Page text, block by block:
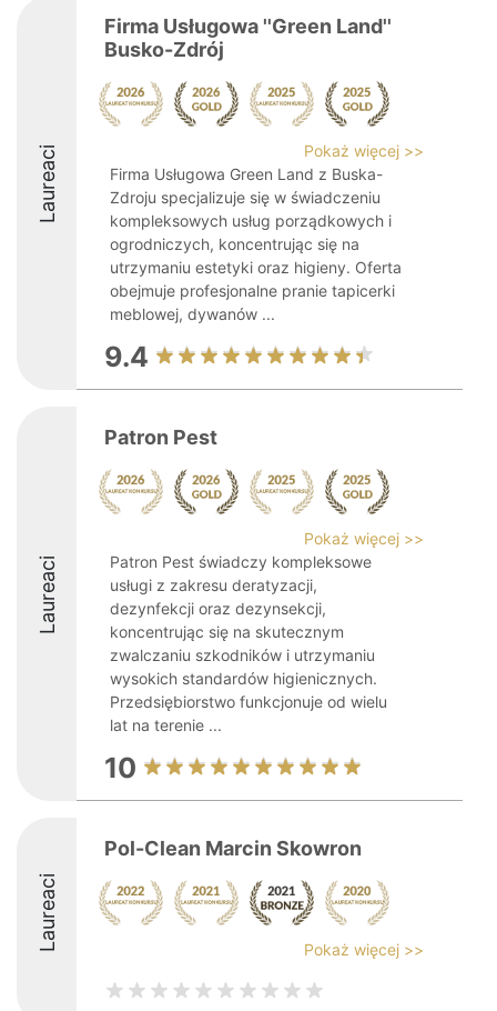
Laureaci
Firma Usługowa ''Green Land''
Busko-Zdrój
Pokaż więcej >>
Firma Usługowa Green Land z Buska-
Zdroju specjalizuje się w świadczeniu
kompleksowych usług porządkowych i
ogrodniczych, koncentrując się na
utrzymaniu estetyki oraz higieny. Oferta
obejmuje profesjonalne pranie tapicerki
meblowej, dywanów ...
9.4
Laureaci
Patron Pest
Pokaż więcej >>
Patron Pest świadczy kompleksowe
usługi z zakresu deratyzacji,
dezynfekcji oraz dezynsekcji,
koncentrując się na skutecznym
zwalczaniu szkodników i utrzymaniu
wysokich standardów higienicznych.
Przedsiębiorstwo funkcjonuje od wielu
lat na terenie ...
10
Laureaci
Pol-Clean Marcin Skowron
Pokaż więcej >>